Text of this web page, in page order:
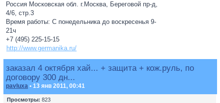
Россия Московская обл. г.Москва, Береговой пр-д,
4/6, стр.3
Время работы: С понедельника до воскресенья 9-
21ч
+7 (495) 225-15-15
http://www.germanika.ru/
заказал 4 октября хай... + защита + кож.руль, по
договору 300 дн...
pavluxa • 13 янв 2011, 00:41
Просмотры: 823